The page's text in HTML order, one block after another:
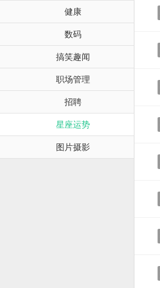
健康
数码
搞笑趣闻
职场管理
招聘
星座运势
图片摄影